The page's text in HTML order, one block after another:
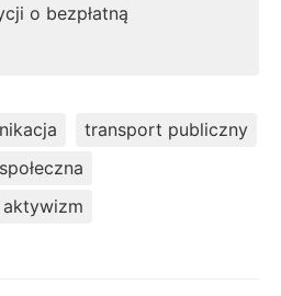
o bezpłatną
transport publiczny
aktywizm